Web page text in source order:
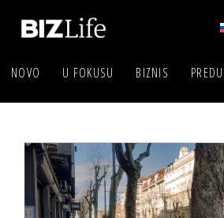
NOVO U FOKUSU BIZNIS